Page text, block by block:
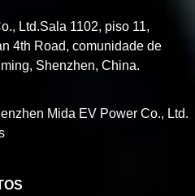
Ltd.Sala 1102, piso 11,
4th Road, comunidade de
Shenzhen, China.
Mida EV Power Co., Ltd.